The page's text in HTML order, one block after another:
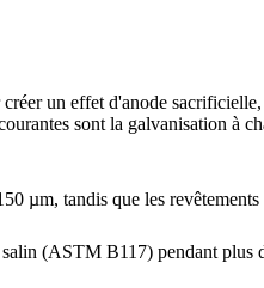
un effet d'anode
sont la galvanisation à
µm, tandis que les
(ASTM B117) pendant plus